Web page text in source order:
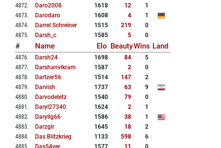
4872. Daro2008 1618 12
1
4873. Darodaro 1608 4
1
4874. Darrel Schreiner 1515 219
0
4875. Darsh_c 1585 5 0
# Name Elo BeautyWins Land
4876. Darsh24 1698 84
5
4877. Darshanvikram 1587 2
0
4878. Dartzer56 1514 147
2
4879. Darvish 1737 63
9
4880. Darvodeletz 1540 79
0
4881 . Daryl27340 1624 2
1
4882. Daryllg66 1586 38
1
4883. Darzgir 1645 18
2
4884. Das Blitzkrieg 1133 598
6